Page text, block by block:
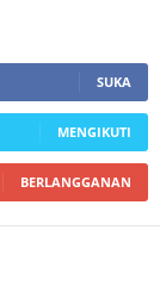
SUKA
MENGIKUTI
BERLANGGANAN